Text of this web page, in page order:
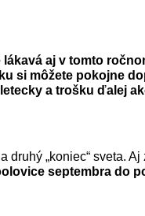
aj v tomto
si môžete pokojne
a trošku ďalej
„koniec“ sveta.
septembra do